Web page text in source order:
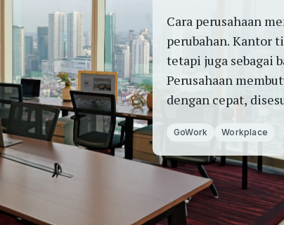
Cara perusahaan
perubahan. Kantor
tetapi juga sebagai
Perusahaan
dengan cepat,
GoWork Workplace